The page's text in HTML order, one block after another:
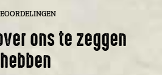
ons te zeggen
hebben